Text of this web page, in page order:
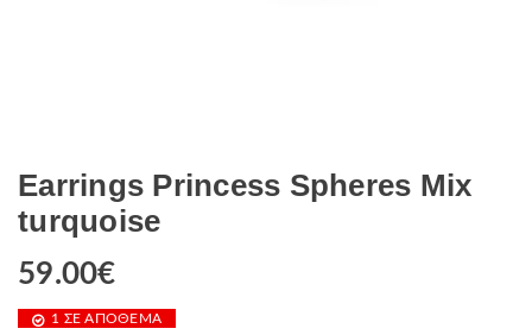
Earrings Princess Spheres Mix
turquoise
59.00€
1 ΣΕ ΑΠΌΘΕΜΑ